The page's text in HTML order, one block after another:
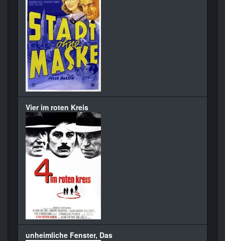
Vier im roten Kreis
unheimliche Fenster, Das